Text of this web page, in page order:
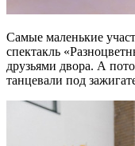
Самые маленькие
спектакль
друзьями двора. А
танцевали под